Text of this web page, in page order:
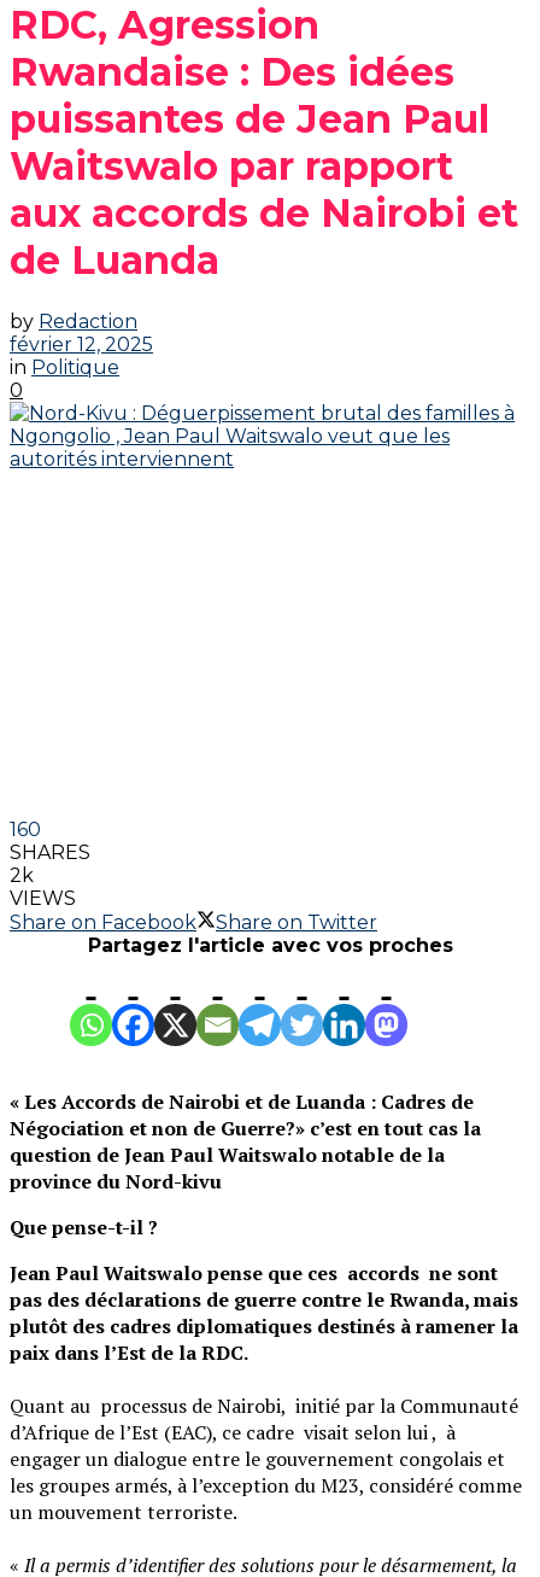
RDC, Agression
Rwandaise : Des idées
puissantes de Jean Paul
Waitswalo par rapport
aux accords de Nairobi et
de Luanda‎‎
by Redaction
février 12, 2025
in Politique
0
160
SHARES
2k
VIEWS
Share on Facebook
Share on Twitter
Partagez l'article avec vos proches
‎« Les Accords de Nairobi et de Luanda : Cadres de
Négociation et non de Guerre?» c’est en tout cas la
question de Jean Paul Waitswalo notable de la
province du Nord-kivu
Que pense-t-il ?
Jean Paul Waitswalo pense que ces accords ne sont
pas des déclarations de guerre contre le Rwanda, mais
plutôt des cadres diplomatiques destinés à ramener la
paix dans l’Est de la RDC.
‎Quant au processus de Nairobi, initié par la Communauté
d’Afrique de l’Est (EAC), ce cadre visait selon lui , à
engager un dialogue entre le gouvernement congolais et
les groupes armés, à l’exception du M23, considéré comme
un mouvement terroriste.
‎« Il a permis d’identifier des solutions pour le désarmement, la